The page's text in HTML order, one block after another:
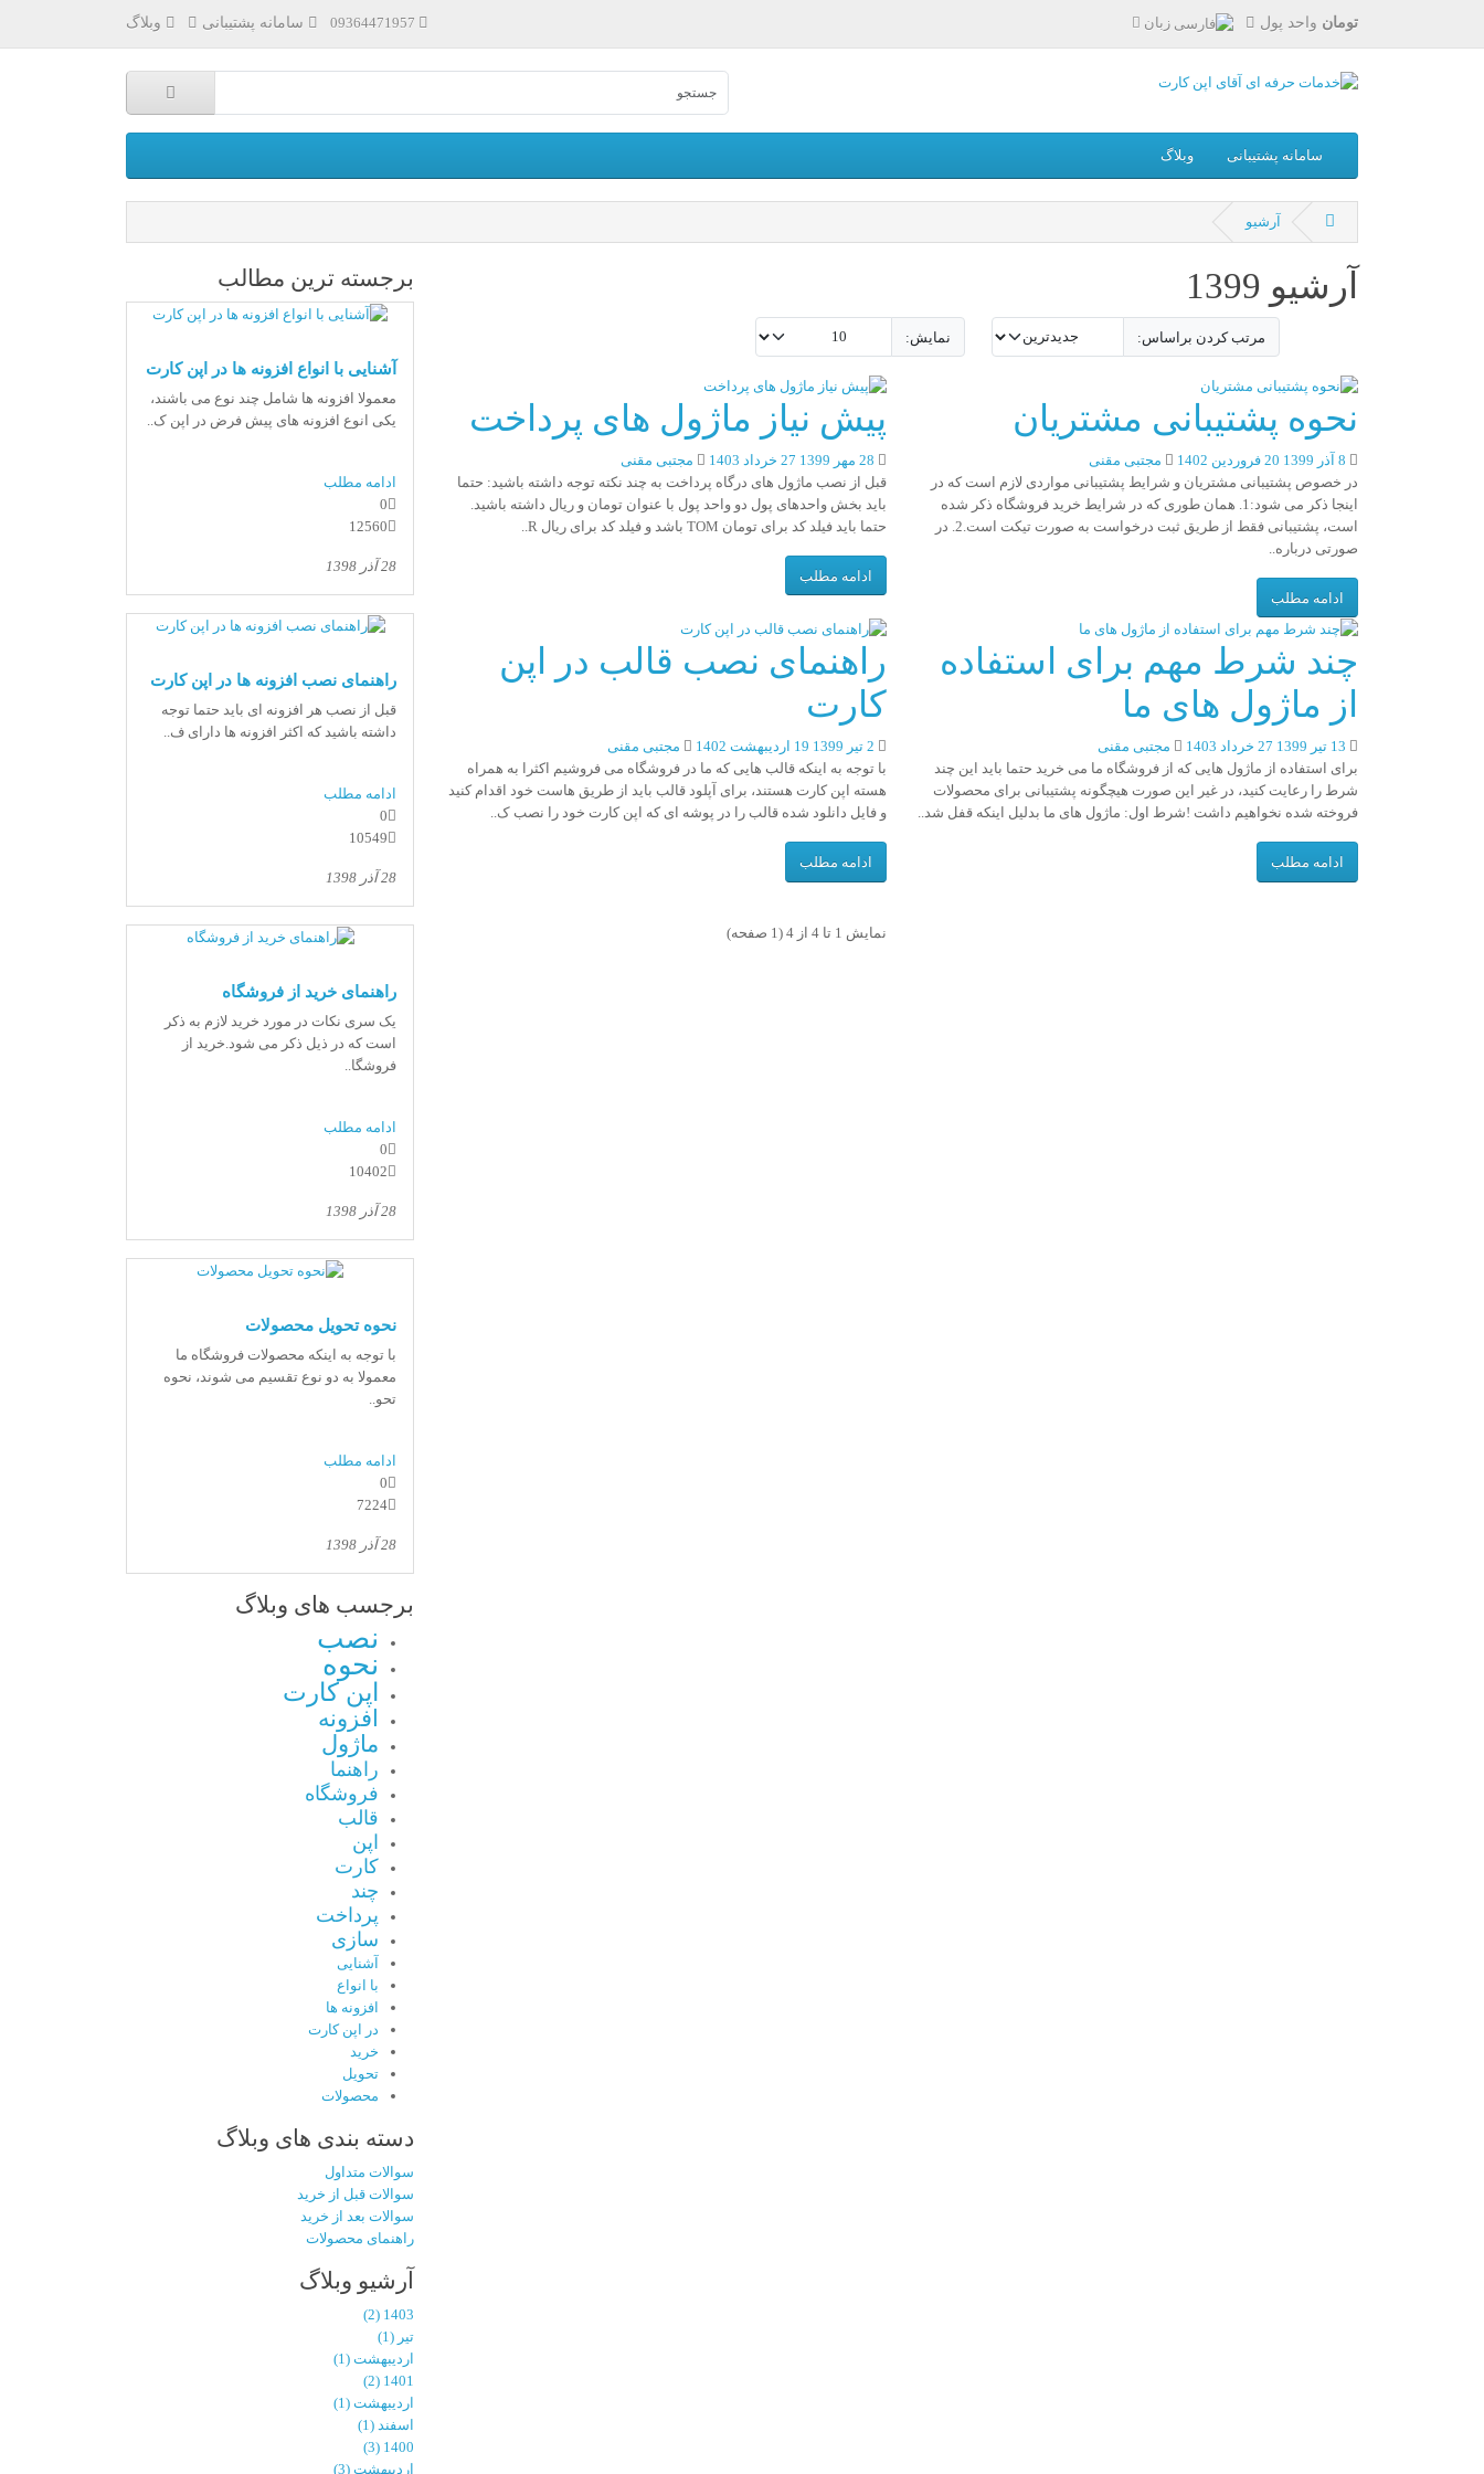
تومان واحد پول زبان 09364471957 سامانه پشتیبانی وبلاگ
سامانه پشتیبانی وبلاگ
آرشیو
آرشیو 1399
مرتب کردن براساس: نمایش:
نحوه پشتیبانی مشتریان
8 آذر 1399 20 فروردین 1402
مجتبی مقنی
در خصوص پشتیبانی مشتریان و شرایط پشتیبانی مواردی لازم است که در
اینجا ذکر می شود:1. همان طوری که در شرایط خرید فروشگاه ذکر شده
است، پشتیبانی فقط از طریق ثبت درخواست به صورت تیکت است.2. در
صورتی درباره..
ادامه مطلب
پیش نیاز ماژول های پرداخت
28 مهر 1399 27 خرداد 1403
مجتبی مقنی
قبل از نصب ماژول های درگاه پرداخت به چند نکته توجه داشته باشید: حتما
باید بخش واحدهای پول دو واحد پول با عنوان تومان و ریال داشته باشید.
حتما باید فیلد کد برای تومان TOM باشد و فیلد کد برای ریال R..
ادامه مطلب
چند شرط مهم برای استفاده
از ماژول های ما
13 تیر 1399 27 خرداد 1403
مجتبی مقنی
برای استفاده از ماژول هایی که از فروشگاه ما می خرید حتما باید این چند
شرط را رعایت کنید، در غیر این صورت هیچگونه پشتیبانی برای محصولات
فروخته شده نخواهیم داشت !شرط اول: ماژول های ما بدلیل اینکه قفل شد..
ادامه مطلب
راهنمای نصب قالب در اپن
کارت
2 تیر 1399 19 اردیبهشت 1402
مجتبی مقنی
با توجه به اینکه قالب هایی که ما در فروشگاه می فروشیم اکثرا به همراه
هسته اپن کارت هستند، برای آپلود قالب باید از طریق هاست خود اقدام کنید
و فایل دانلود شده قالب را در پوشه ای که اپن کارت خود را نصب ک..
ادامه مطلب
نمایش 1 تا 4 از 4 (1 صفحه)
برجسته ترین مطالب
آشنایی با انواع افزونه ها در اپن کارت
معمولا افزونه ها شامل چند نوع می باشند،
یکی انوع افزونه های پیش فرض در اپن ک..
ادامه مطلب
0
12560
28 آذر 1398
راهنمای نصب افزونه ها در اپن کارت
قبل از نصب هر افزونه ای باید حتما توجه
داشته باشید که اکثر افزونه ها دارای ف..
ادامه مطلب
0
10549
28 آذر 1398
راهنمای خرید از فروشگاه
یک سری نکات در مورد خرید لازم به ذکر
است که در ذیل ذکر می شود.خرید از
فروشگا..
ادامه مطلب
0
10402
28 آذر 1398
نحوه تحویل محصولات
با توجه به اینکه محصولات فروشگاه ما
معمولا به دو نوع تقسیم می شوند، نحوه
تحو..
ادامه مطلب
0
7224
28 آذر 1398
برجسب های وبلاگ
نصب
نحوه
اپن کارت
افزونه
ماژول
راهنما
فروشگاه
قالب
اپن
کارت
چند
پرداخت
سازی
آشنایی
با انواع
افزونه ها
در اپن کارت
خرید
تحویل
محصولات
دسته بندی های وبلاگ
سوالات متداول
سوالات قبل از خرید
سوالات بعد از خرید
راهنمای محصولات
آرشیو وبلاگ
1403 (2)
تیر (1)
اردیبهشت (1)
1401 (2)
اردیبهشت (1)
اسفند (1)
1400 (3)
اردیبهشت (3)